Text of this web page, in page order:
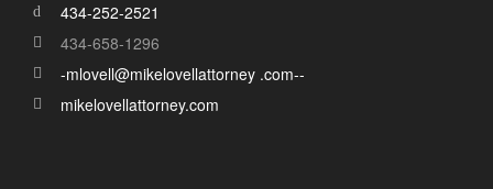
434-252-2521
434-658-1296
-mlovell@mikelovellattorney .com--
mikelovellattorney.com